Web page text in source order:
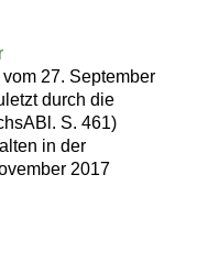
27. September
durch die
S. 461)
in der
2017